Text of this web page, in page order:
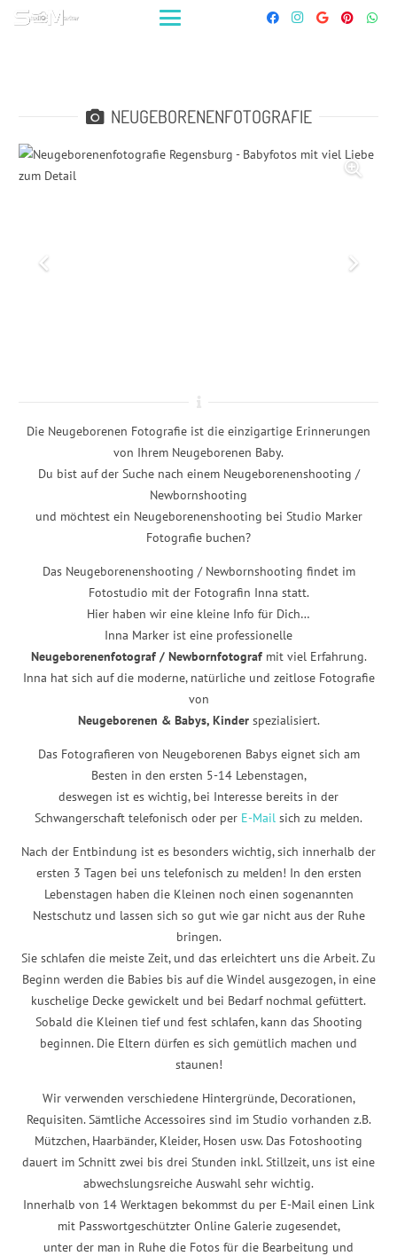
NEUGEBORENENFOTOGRAFIE
Die Neugeborenen Fotografie ist die einzigartige Erinnerungen
von Ihrem Neugeborenen Baby.
Du bist auf der Suche nach einem Neugeborenenshooting /
Newbornshooting
und möchtest ein Neugeborenenshooting bei Studio Marker
Fotografie buchen?
Das Neugeborenenshooting / Newbornshooting findet im
Fotostudio mit der Fotografin Inna statt.
Hier haben wir eine kleine Info für Dich…
Inna Marker ist eine professionelle
Neugeborenenfotograf / Newbornfotografmit viel Erfahrung.
Inna hat sich auf die moderne, natürliche und zeitlose Fotografie
von
Neugeborenen & Babys, Kinderspezialisiert.
Das Fotografieren von Neugeborenen Babys eignet sich am
Besten in den ersten 5-14 Lebenstagen,
deswegen ist es wichtig, bei Interesse bereits in der
Schwangerschaft telefonisch oder per E-Mail sich zu melden.
Nach der Entbindung ist es besonders wichtig, sich innerhalb der
ersten 3 Tagen bei uns telefonisch zu melden! In den ersten
Lebenstagen haben die Kleinen noch einen sogenannten
Nestschutz und lassen sich so gut wie gar nicht aus der Ruhe
bringen.
Sie schlafen die meiste Zeit, und das erleichtert uns die Arbeit. Zu
Beginn werden die Babies bis auf die Windel ausgezogen, in eine
kuschelige Decke gewickelt und bei Bedarf nochmal gefüttert.
Sobald die Kleinen tief und fest schlafen, kann das Shooting
beginnen. Die Eltern dürfen es sich gemütlich machen und
staunen!
Wir verwenden verschiedene Hintergründe, Decorationen,
Requisiten. Sämtliche Accessoires sind im Studio vorhanden z.B.
Mützchen, Haarbänder, Kleider, Hosen usw. Das Fotoshooting
dauert im Schnitt zwei bis drei Stunden inkl. Stillzeit, uns ist eine
abwechslungsreiche Auswahl sehr wichtig.
Innerhalb von 14 Werktagen bekommst du per E-Mail einen Link
mit Passwortgeschützter Online Galerie zugesendet,
unter der man in Ruhe die Fotos für die Bearbeitung und